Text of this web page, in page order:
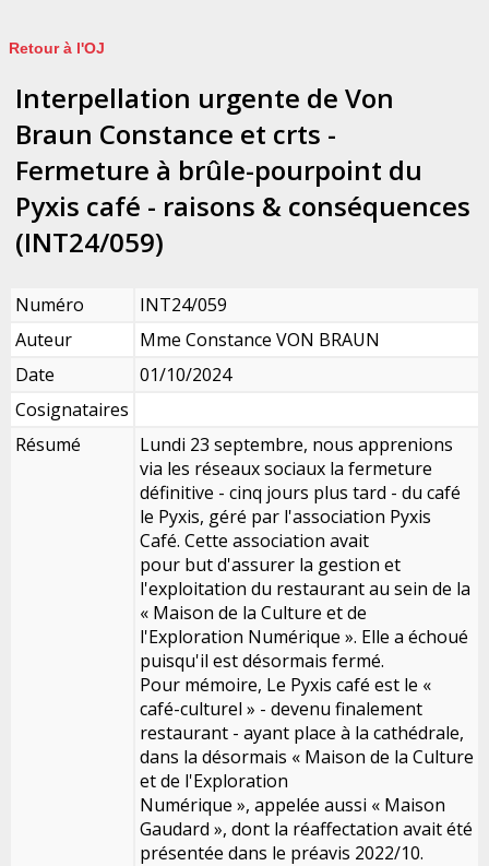
Retour à l'OJ
Interpellation urgente de Von
Braun Constance et crts -
Fermeture à brûle-pourpoint du
Pyxis café - raisons & conséquences
(INT24/059)
Numéro
INT24/059
Auteur
Mme Constance VON BRAUN
Date
01/10/2024
Cosignataires
Résumé
Lundi 23 septembre, nous apprenions
via les réseaux sociaux la fermeture
définitive - cinq jours plus tard - du café
le Pyxis, géré par l'association Pyxis
Café. Cette association avait
pour but d'assurer la gestion et
l'exploitation du restaurant au sein de la
« Maison de la Culture et de
l'Exploration Numérique ». Elle a échoué
puisqu'il est désormais fermé.
Pour mémoire, Le Pyxis café est le «
café-culturel » - devenu finalement
restaurant - ayant place à la cathédrale,
dans la désormais « Maison de la Culture
et de l'Exploration
Numérique », appelée aussi « Maison
Gaudard », dont la réaffectation avait été
présentée dans le préavis 2022/10.